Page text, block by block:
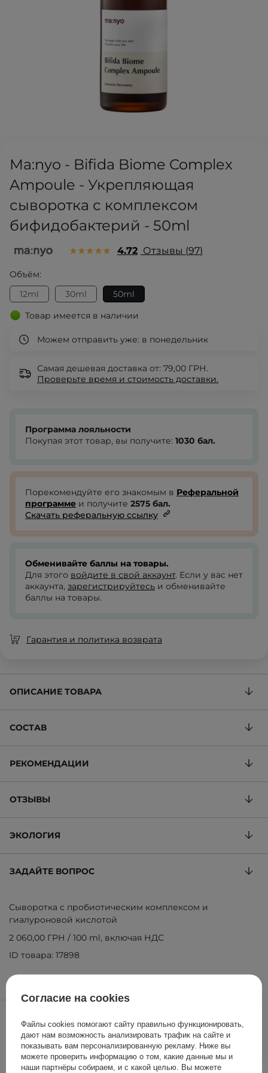
Ma:nyo - Bifida Biome Complex
Ampoule - Укрепляющая
сыворотка с комплексом
бифидобактерий - 50ml
4.72 Отзывы 97
Объём:
12ml
30ml
50ml
Товар имеется в наличии
Можем отправить уже: в понедельник
Самая дешевая доставка от: 79,00 ГРН.
Проверьте время и стоимость доставки.
ДОБАВИТЬ В КОРЗИНУ
Программа лояльности
Покупая этот товар, вы получите: 1030 бал.
Порекомендуйте его знакомым в Реферальной
программе и получите 2575 бал.
Скачать реферальную ссылку
Обменивайте баллы на товары.
Для этого войдите в свой аккаунт. Если у вас нет
аккаунта, зарегистрируйтесь и обменивайте
баллы на товары.
Гарантия и политика возврата
ОПИСАНИЕ ТОВАРА
СОСТАВ
РЕКОМЕНДАЦИИ
ОТЗЫВЫ
ЭКОЛОГИЯ
ЗАДАЙТЕ ВОПРОС
Сыворотка с пробиотическим комплексом и
гиалуроновой кислотой
2 060,00 ГРН / 100 ml, включая НДС
ID товара: 17898
Согласие на cookies
Файлы cookies помогают сайту правильно функционировать,
дают нам возможность анализировать трафик на сайте и
показывать вам персонализированную рекламу. Ниже вы
можете проверить информацию о том, какие данные мы и
наши партнёры собираем, и с какой целью. Вы можете